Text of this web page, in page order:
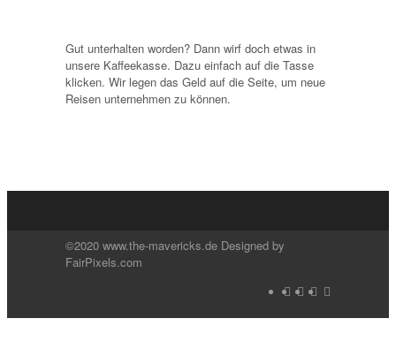
Gut unterhalten worden? Dann wirf doch etwas in
unsere Kaffeekasse. Dazu einfach auf die Tasse
klicken. Wir legen das Geld auf die Seite, um neue
Reisen unternehmen zu können.
©2020 www.the-mavericks.de Designed by
FairPixels.com